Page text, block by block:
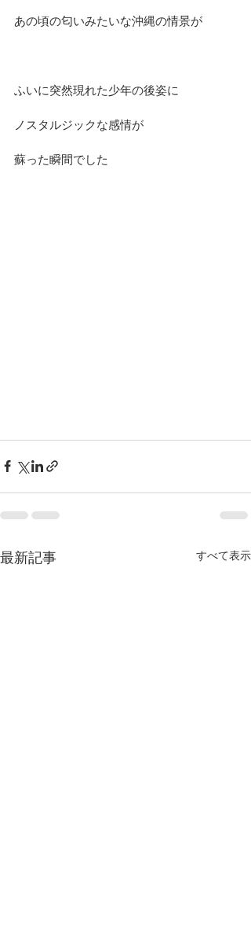
あの頃の匂いみたいな沖縄の情景が
ふいに突然現れた少年の後姿に
ノスタルジックな感情が
蘇った瞬間でした
最新記事 すべて表示